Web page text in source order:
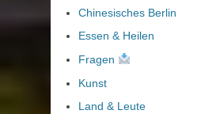
Chinesisches Berlin
Essen & Heilen
Fragen
Kunst
Land & Leute